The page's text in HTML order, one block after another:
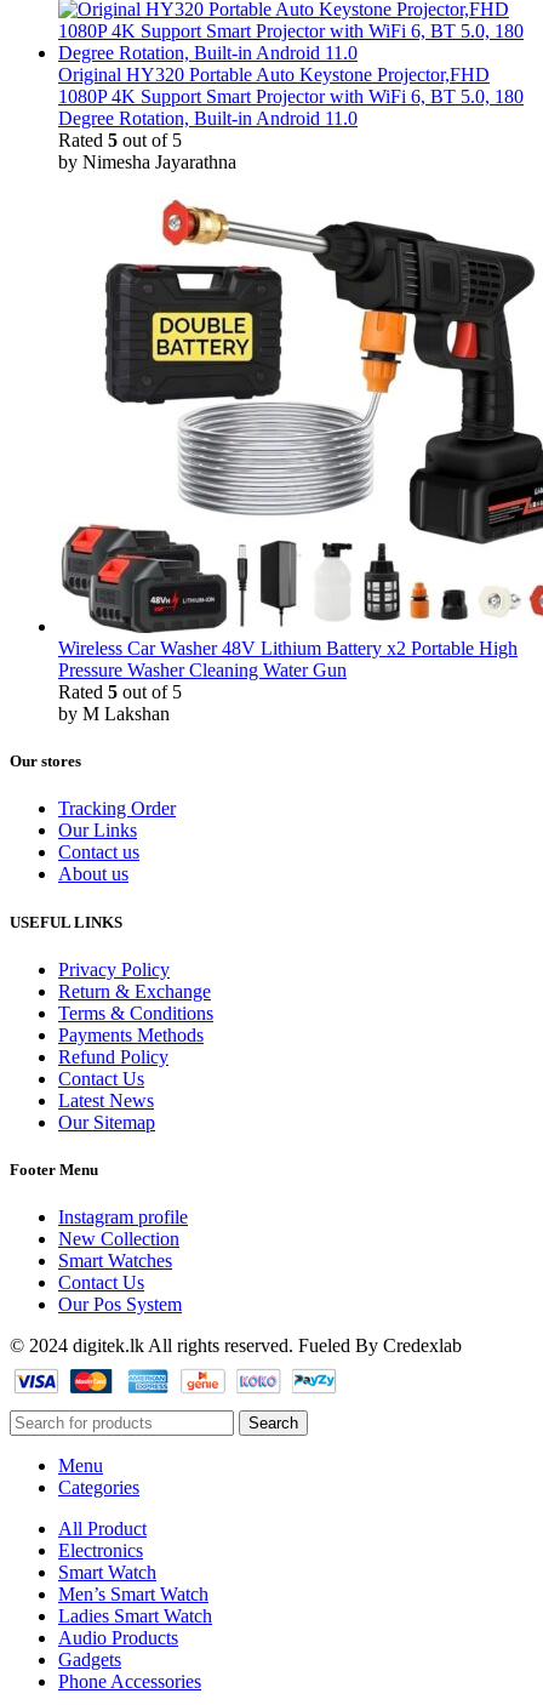
Original HY320 Portable Auto Keystone Projector,FHD
1080P 4K Support Smart Projector with WiFi 6, BT 5.0, 180
Degree Rotation, Built-in Android 11.0
Rated 5 out of 5
by Nimesha Jayarathna
Wireless Car Washer 48V Lithium Battery x2 Portable High
Pressure Washer Cleaning Water Gun
Rated 5 out of 5
by M Lakshan
Our stores
Tracking Order
Our Links
Contact us
About us
USEFUL LINKS
Privacy Policy
Return & Exchange
Terms & Conditions
Payments Methods
Refund Policy
Contact Us
Latest News
Our Sitemap
Footer Menu
Instagram profile
New Collection
Smart Watches
Contact Us
Our Pos System
© 2024 digitek.lk All rights reserved. Fueled By Credexlab
Search
Menu
Categories
All Product
Electronics
Smart Watch
Men’s Smart Watch
Ladies Smart Watch
Audio Products
Gadgets
Phone Accessories